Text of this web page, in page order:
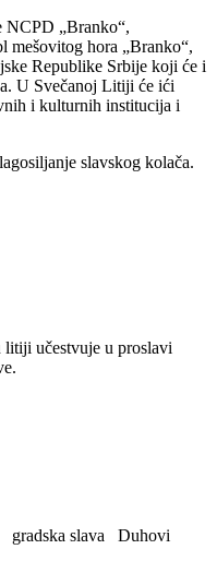
NCPD „Branko“,
mešovitog hora „Branko“,
Republike Srbije koji će i
U Svečanoj Litiji će ići
i kulturnih institucija i
slavskog kolača.
litiji učestvuje u proslavi
gradska slava
Duhovi